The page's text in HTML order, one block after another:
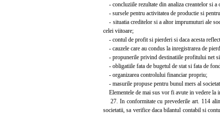
- concluziile rezultate din analiza creantelor si a
- sursele pentru activitatea de productie si
- situatia creditelor si a altor imprumuturi ale
celei viitoare;
- contul de profit si pierderi si daca acesta
- cauzele care au condus la inregistrarea de
- propunerile privind destinatiile profitului net si
- obligatiile fata de bugetul de stat si fata de
- organizarea controlului financiar propriu;
- masurile propuse pentru bunul mers al
Elementele de mai sus vor fi avute in vedere la
27. In conformitate cu prevederile art. 114
societatii, sa verifice daca bilantul contabil si